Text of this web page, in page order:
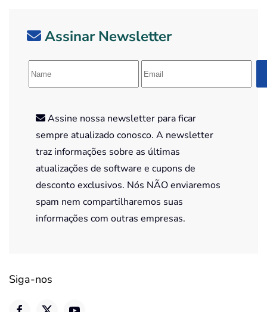
Assinar Newsletter
Assine nossa newsletter para ficar
sempre atualizado conosco. A newsletter
traz informações sobre as últimas
atualizações de software e cupons de
desconto exclusivos. Nós NÃO enviaremos
spam nem compartilharemos suas
informações com outras empresas.
Siga-nos